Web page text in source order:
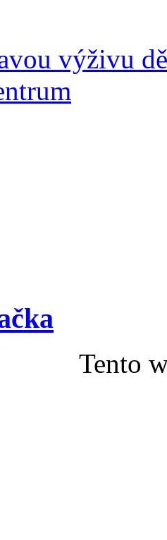
výživu
Tento